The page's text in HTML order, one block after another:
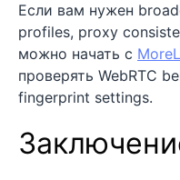
Если вам нужен
profiles, proxy
можно начать с
проверять WebRTC
fingerprint settings.